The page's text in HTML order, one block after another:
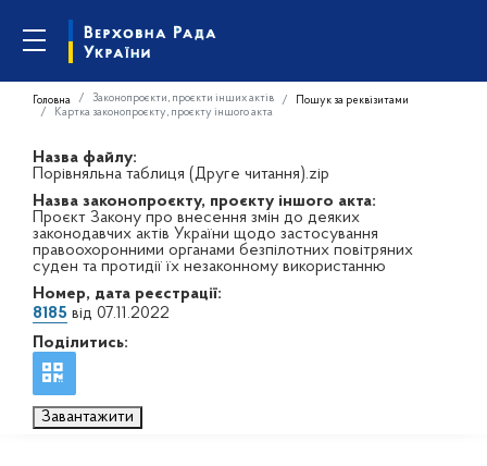
Головна Законопроєкти, проєкти інших актів
Пошук за реквізитами
Картка законопроєкту, проєкту іншого акта
Назва файлу:
Порівняльна таблиця (Друге читання).zip
Назва законопроєкту, проєкту іншого акта:
Проєкт Закону про внесення змін до деяких
законодавчих актів України щодо застосування
правоохоронними органами безпілотних повітряних
суден та протидії їх незаконному використанню
Номер, дата реєстрації:
8185 від 07.11.2022
Поділитись:
Завантажити